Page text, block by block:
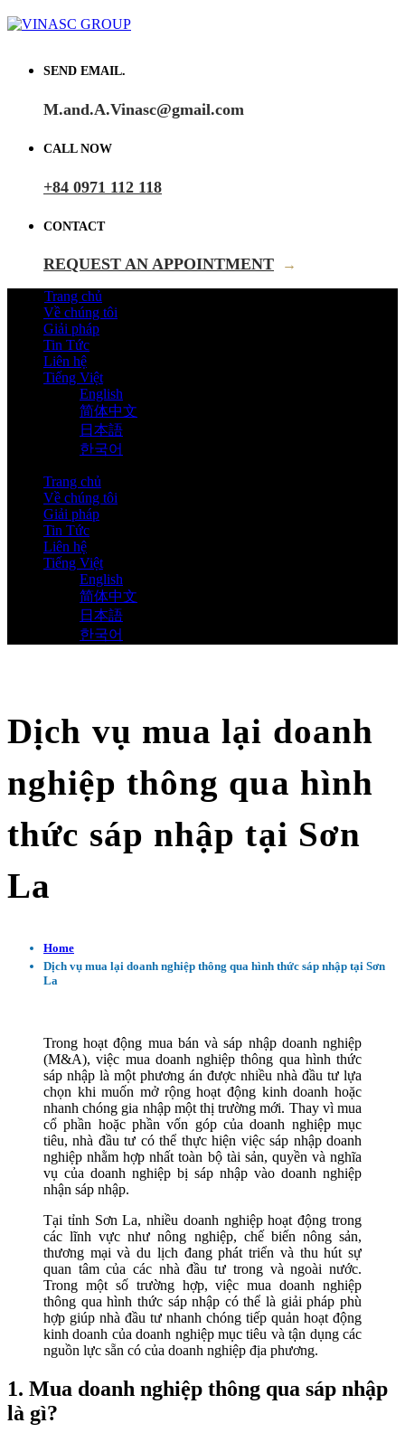
SEND EMAIL.
M.and.A.Vinasc@gmail.com
CALL NOW
+84 0971 112 118
CONTACT
REQUEST AN APPOINTMENT →
Trang chủ
Về chúng tôi
Giải pháp
Tin Tức
Liên hệ
Tiếng Việt
English
简体中文
日本語
한국어
Trang chủ
Về chúng tôi
Giải pháp
Tin Tức
Liên hệ
Tiếng Việt
English
简体中文
日本語
한국어
Dịch vụ mua lại doanh
nghiệp thông qua hình
thức sáp nhập tại Sơn
La
Home
Dịch vụ mua lại doanh nghiệp thông qua hình thức sáp nhập tại Sơn
La
Trong hoạt động mua bán và sáp nhập doanh nghiệp
(M&A), việc mua doanh nghiệp thông qua hình thức
sáp nhập là một phương án được nhiều nhà đầu tư lựa
chọn khi muốn mở rộng hoạt động kinh doanh hoặc
nhanh chóng gia nhập một thị trường mới. Thay vì mua
cổ phần hoặc phần vốn góp của doanh nghiệp mục
tiêu, nhà đầu tư có thể thực hiện việc sáp nhập doanh
nghiệp nhằm hợp nhất toàn bộ tài sản, quyền và nghĩa
vụ của doanh nghiệp bị sáp nhập vào doanh nghiệp
nhận sáp nhập.
Tại tỉnh Sơn La, nhiều doanh nghiệp hoạt động trong
các lĩnh vực như nông nghiệp, chế biến nông sản,
thương mại và du lịch đang phát triển và thu hút sự
quan tâm của các nhà đầu tư trong và ngoài nước.
Trong một số trường hợp, việc mua doanh nghiệp
thông qua hình thức sáp nhập có thể là giải pháp phù
hợp giúp nhà đầu tư nhanh chóng tiếp quản hoạt động
kinh doanh của doanh nghiệp mục tiêu và tận dụng các
nguồn lực sẵn có của doanh nghiệp địa phương.
1. Mua doanh nghiệp thông qua sáp nhập
là gì?